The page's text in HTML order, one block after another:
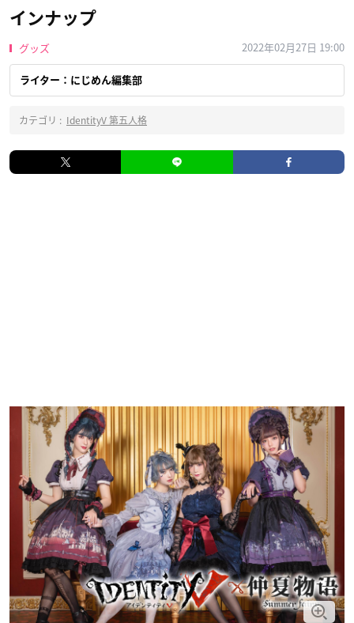
インナップ
グッズ 2022年02月27日 19:00
ライター：にじめん編集部
カテゴリ : IdentityV 第五人格